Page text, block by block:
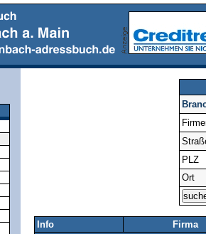
PLZ
Ort
Info Firma